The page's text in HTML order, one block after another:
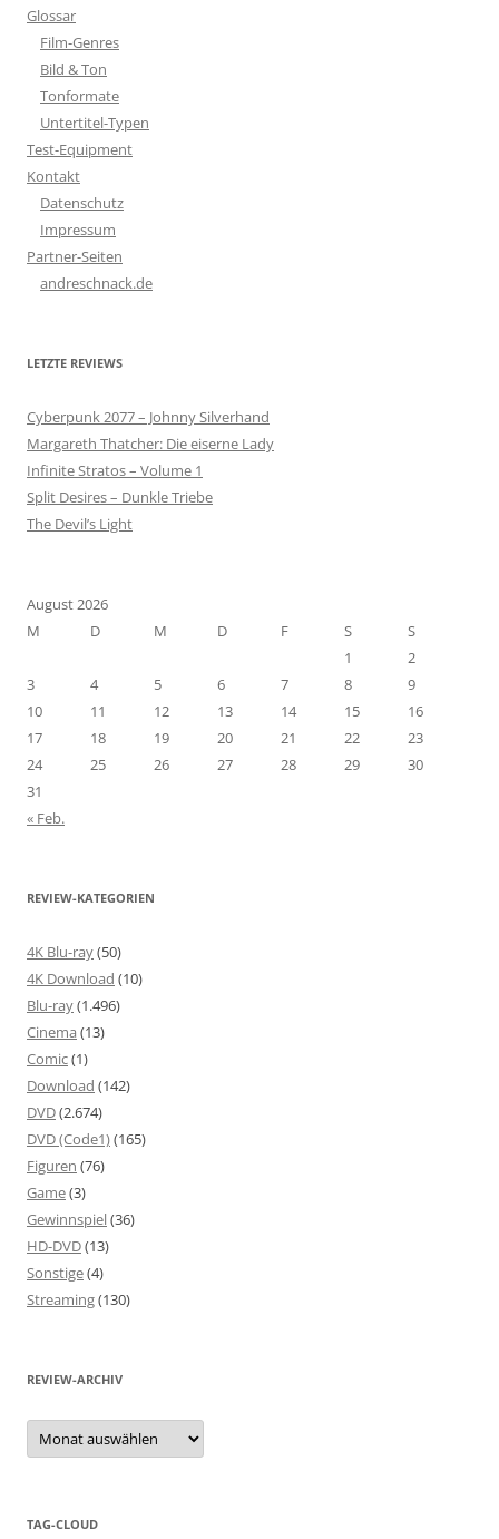
Glossar
Film-Genres
Bild & Ton
Tonformate
Untertitel-Typen
Test-Equipment
Kontakt
Datenschutz
Impressum
Partner-Seiten
andreschnack.de
LETZTE REVIEWS
Cyberpunk 2077 – Johnny Silverhand
Margareth Thatcher: Die eiserne Lady
Infinite Stratos – Volume 1
Split Desires – Dunkle Triebe
The Devil’s Light
August 2026
M
D M D F S
S
1
2
3
4 5 6 7 8
9
10
11 12 13 14 15
16
17
18 19 20 21 22
23
24
25 26 27 28 29
30
31
« Feb.
REVIEW-KATEGORIEN
4K Blu-ray(50)
4K Download (10)
Blu-ray(1.496)
Cinema (13)
Comic(1)
Download (142)
DVD(2.674)
DVD (Code1)(165)
Figuren (76)
Game(3)
Gewinnspiel(36)
HD-DVD(13)
Sonstige(4)
Streaming(130)
REVIEW-ARCHIV
Review-
Archiv
TAG-CLOUD